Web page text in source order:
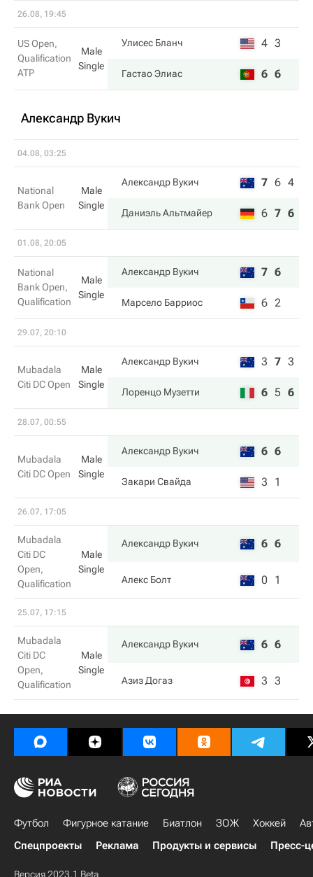
26.08, 19:45
US Open,
Qualification
ATP
Male
Single
Улисес Бланч 4 3
Гастао Элиас 6 6
Александр Вукич
04.08, 03:25
National
Bank Open
Male
Single
Александр Вукич 7 6 4
Даниэль Альтмайер 6 7 6
01.08, 20:05
National
Bank Open,
Qualification
Male
Single
Александр Вукич 7 6
Марсело Барриос 6 2
29.07, 20:10
Mubadala
Citi DC Open
Male
Single
Александр Вукич 3 7 3
Лоренцо Музетти 6 5 6
28.07, 00:55
Mubadala
Citi DC Open
Male
Single
Александр Вукич 6 6
Закари Свайда 3 1
26.07, 17:05
Mubadala
Citi DC
Open,
Qualification
Male
Single
Александр Вукич 6 6
Алекс Болт 0 1
25.07, 17:15
Mubadala
Citi DC
Open,
Qualification
Male
Single
Александр Вукич 6 6
Азиз Догаз 3 3
Футбол Фигурное катание Биатлон ЗОЖ Хоккей
Спецпроекты
Реклама Продукты и сервисы Пресс-
Версия 2023.1 Beta